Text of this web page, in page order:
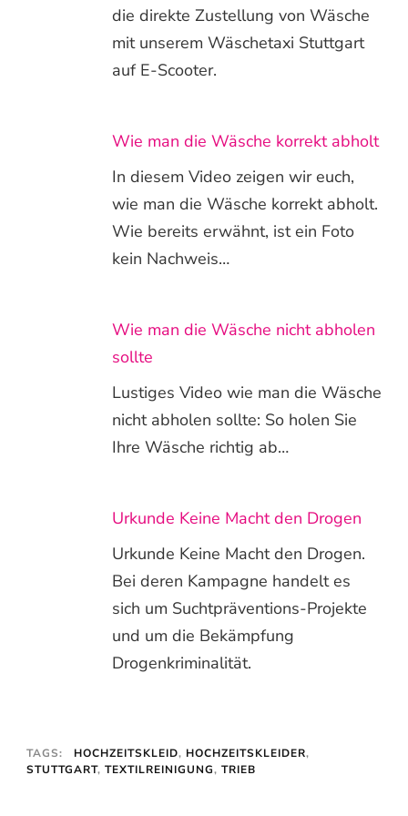
die direkte Zustellung von Wäsche
mit unserem Wäschetaxi Stuttgart
auf E-Scooter.
Wie man die Wäsche korrekt abholt
In diesem Video zeigen wir euch,
wie man die Wäsche korrekt abholt.
Wie bereits erwähnt, ist ein Foto
kein Nachweis…
Wie man die Wäsche nicht abholen
sollte
Lustiges Video wie man die Wäsche
nicht abholen sollte: So holen Sie
Ihre Wäsche richtig ab…
Urkunde Keine Macht den Drogen
Urkunde Keine Macht den Drogen.
Bei deren Kampagne handelt es
sich um Suchtpräventions-Projekte
und um die Bekämpfung
Drogenkriminalität.
TAGS: HOCHZEITSKLEID, HOCHZEITSKLEIDER,
STUTTGART, TEXTILREINIGUNG, TRIEB